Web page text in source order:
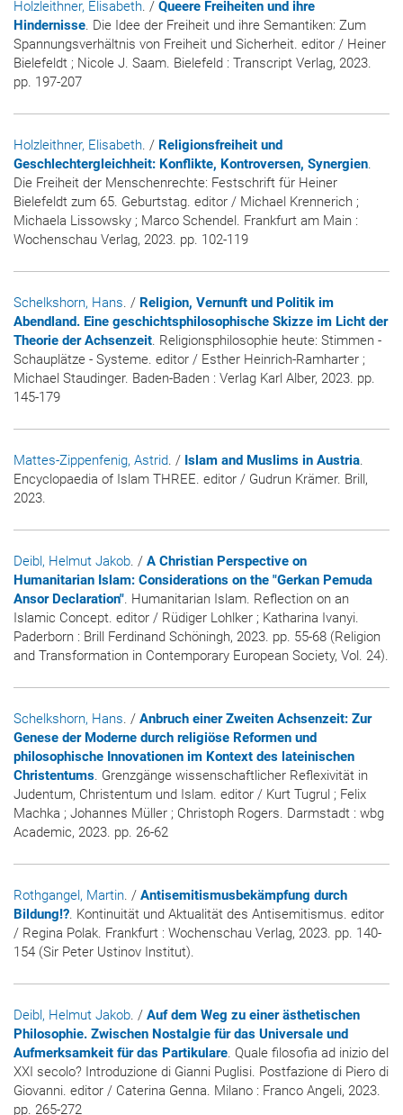
Holzleithner, Elisabeth. / Queere Freiheiten und ihre
Hindernisse. Die Idee der Freiheit und ihre Semantiken: Zum
Spannungsverhältnis von Freiheit und Sicherheit. editor / Heiner
Bielefeldt ; Nicole J. Saam. Bielefeld : Transcript Verlag, 2023.
pp. 197-207
Holzleithner, Elisabeth. / Religionsfreiheit und
Geschlechtergleichheit: Konflikte, Kontroversen, Synergien.
Die Freiheit der Menschenrechte: Festschrift für Heiner
Bielefeldt zum 65. Geburtstag. editor / Michael Krennerich ;
Michaela Lissowsky ; Marco Schendel. Frankfurt am Main :
Wochenschau Verlag, 2023. pp. 102-119
Schelkshorn, Hans. / Religion, Vernunft und Politik im
Abendland. Eine geschichtsphilosophische Skizze im Licht der
Theorie der Achsenzeit. Religionsphilosophie heute: Stimmen -
Schauplätze - Systeme. editor / Esther Heinrich-Ramharter ;
Michael Staudinger. Baden-Baden : Verlag Karl Alber, 2023. pp.
145-179
Mattes-Zippenfenig, Astrid. / Islam and Muslims in Austria.
Encyclopaedia of Islam THREE. editor / Gudrun Krämer. Brill,
2023.
Deibl, Helmut Jakob. / A Christian Perspective on
Humanitarian Islam: Considerations on the "Gerkan Pemuda
Ansor Declaration". Humanitarian Islam. Reflection on an
Islamic Concept. editor / Rüdiger Lohlker ; Katharina Ivanyi.
Paderborn : Brill Ferdinand Schöningh, 2023. pp. 55-68 (Religion
and Transformation in Contemporary European Society, Vol. 24).
Schelkshorn, Hans. / Anbruch einer Zweiten Achsenzeit: Zur
Genese der Moderne durch religiöse Reformen und
philosophische Innovationen im Kontext des lateinischen
Christentums. Grenzgänge wissenschaftlicher Reflexivität in
Judentum, Christentum und Islam. editor / Kurt Tugrul ; Felix
Machka ; Johannes Müller ; Christoph Rogers. Darmstadt : wbg
Academic, 2023. pp. 26-62
Rothgangel, Martin. / Antisemitismusbekämpfung durch
Bildung!?. Kontinuität und Aktualität des Antisemitismus. editor
/ Regina Polak. Frankfurt : Wochenschau Verlag, 2023. pp. 140-
154 (Sir Peter Ustinov Institut).
Deibl, Helmut Jakob. / Auf dem Weg zu einer ästhetischen
Philosophie. Zwischen Nostalgie für das Universale und
Aufmerksamkeit für das Partikulare. Quale filosofia ad inizio del
XXI secolo? Introduzione di Gianni Puglisi. Postfazione di Piero di
Giovanni. editor / Caterina Genna. Milano : Franco Angeli, 2023.
pp. 265-272